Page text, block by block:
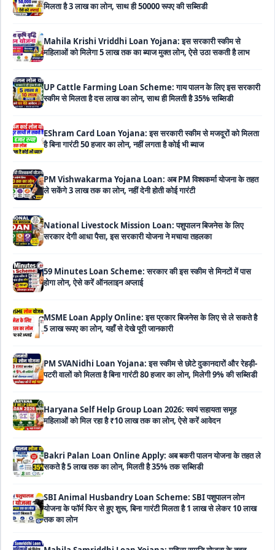
महिलाओं को मिलेगा 5 लाख तक का ब्याज मुक्त लोन, ऐसे उठा सकती है लाभ
UP Cattle Farming Loan Scheme: गाय पालन के लिए इस सरकारी
स्कीम से मिलता है दस लाख का लोन, साथ ही मिलती है 35% सब्सिडी
EShram Card Loan Yojana: इस सरकारी स्कीम से मजदूरों को मिलता
है बिना गारंटी 50 हजार का लोन, नहीं लगता है कोई भी ब्याज
PM Vishwakarma Yojana Loan: अब PM विश्वकर्मा योजना के तहत
ले सकेंगे 3 लाख तक का लोन, नहीं देनी होती कोई गारंटी
National Livestock Mission Loan: पशुपालन बिजनेस के लिए
सरकार देगी आधा पैसा, इस सरकारी योजना ने मचाया तहलका
59 Minutes Loan Scheme: सरकार की इस स्कीम से मिनटों में पास
होगा लोन, ऐसे करें ऑनलाइन अप्लाई
MSME Loan Apply Online: इस प्रकार बिजनेस के लिए से ले सकते है
5 लाख रूपए का लोन, यहाँ से देखे पूरी जानकारी
PM SVANidhi Loan Yojana: इस स्कीम से छोटे दुकानदारों और रेहड़ी-
पटरी वालों को मिलता है बिना गारंटी 80 हजार का लोन, मिलेगी 9% की सब्सिडी
Haryana Self Help Group Loan 2026: स्वयं सहायता समूह
महिलाओं को मिल रहा है ₹10 लाख तक का लोन, ऐसे करें आवेदन
Bakri Palan Loan Online Apply: अब बकरी पालन योजना के तहत ले
सकते है 5 लाख तक का लोन, मिलती है 35% तक सब्सिडी
SBI Animal Husbandry Loan Scheme: SBI पशुपालन लोन
योजना के फॉर्म फिर से हुए शुरू, बिना गारंटी मिलता है 1 लाख से लेकर 10 लाख
तक का लोन
Mahila Samriddhi Loan Yojana: महिला समृद्धि योजना के तहत
महिलाओ को मिलता है पुरे 1 लाख का लोन, कम ब्याज के साथ तगड़ी सब्सिडी
NHFDC E-Rickshaw Loan Scheme Apply Online: अब ई-